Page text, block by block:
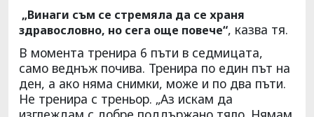
„Винаги съм се стремяла да се храня
здравословно, но сега още повече“, казва тя.
В момента тренира 6 пъти в седмицата,
само веднъж почива. Тренира по един път на
ден, а ако няма снимки, може и по два пъти.
Не тренира с треньор. „Аз искам да